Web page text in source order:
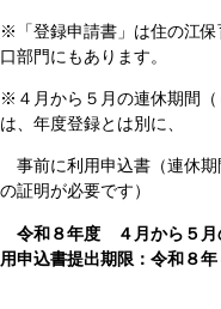
※「登録申請書」は住の江
口部門にもあります。
※４月から５月の連休期間
は、年度登録とは別に、
事前に利用申込書（連休期
の証明が必要です）
令和８年度 ４月から５月
用申込書提出期限：令和８年